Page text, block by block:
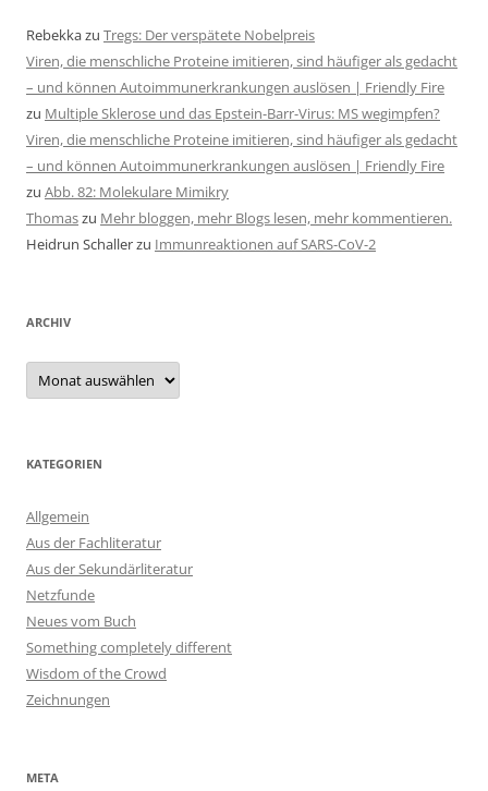
Rebekkazu Tregs: Der verspätete Nobelpreis
Viren, die menschliche Proteine imitieren, sind häufiger als gedacht
– und können Autoimmunerkrankungen auslösen | Friendly Fire
zu Multiple Sklerose und das Epstein-Barr-Virus: MS wegimpfen?
Viren, die menschliche Proteine imitieren, sind häufiger als gedacht
– und können Autoimmunerkrankungen auslösen | Friendly Fire
zu Abb. 82: Molekulare Mimikry
Thomaszu Mehr bloggen, mehr Blogs lesen, mehr kommentieren.
Heidrun Schallerzu Immunreaktionen auf SARS-CoV-2
ARCHIV
Archiv
KATEGORIEN
Allgemein
Aus der Fachliteratur
Aus der Sekundärliteratur
Netzfunde
Neues vom Buch
Something completely different
Wisdom of the Crowd
Zeichnungen
META